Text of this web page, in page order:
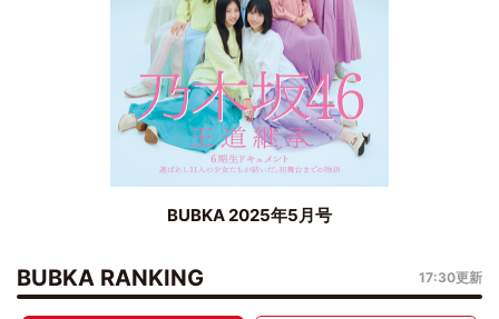
BUBKA 2025年5月号
BUBKA RANKING 17:30更新